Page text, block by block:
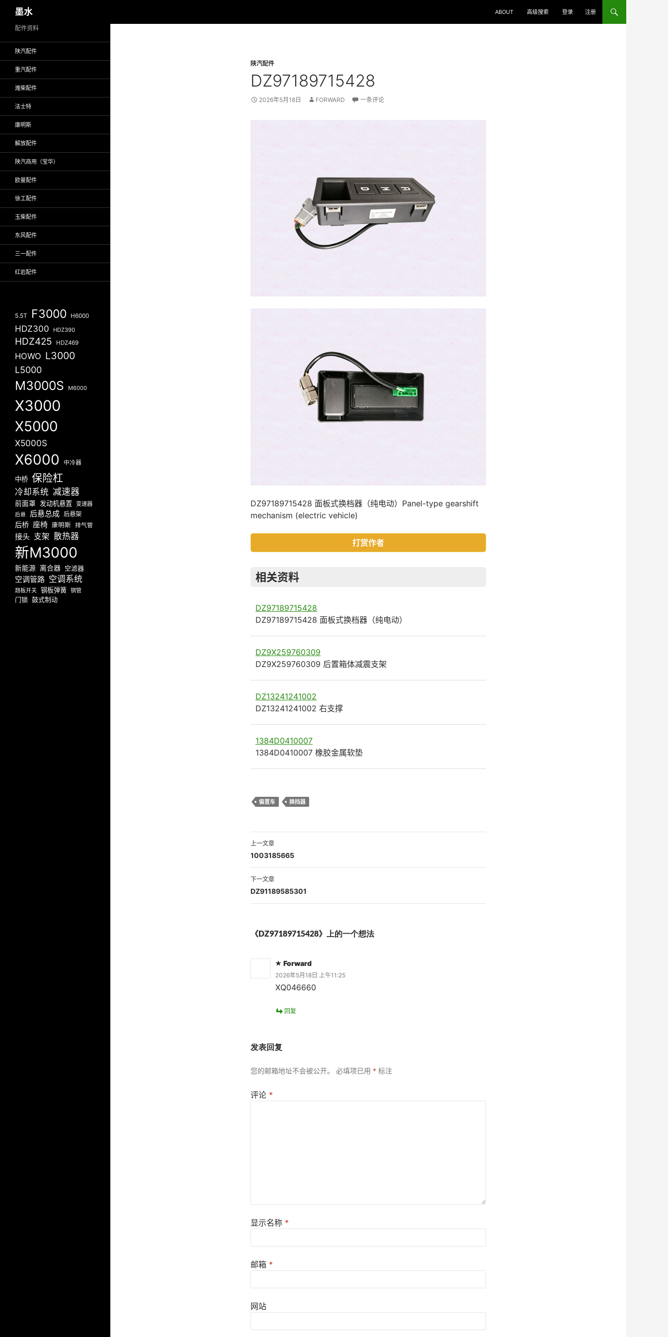
至
墨水 ABOUT 高级搜索 登录 注册
陕汽配件
DZ97189715428
2026年5月18日 FORWARD 一条评论
DZ97189715428 面板式换档器（纯电动）Panel-type gearshift
mechanism (electric vehicle)
打赏作者
相关资料
DZ97189715428
DZ97189715428 面板式换档器（纯电动）
DZ9X259760309
DZ9X259760309 后置箱体减震支架
DZ13241241002
DZ13241241002 右支撑
1384D0410007
1384D0410007 橡胶金属软垫
偏置车 换挡器
文
章
导
航
上一文章
1003185665
下一文章
DZ91189585301
《DZ97189715428》上的一个想法
Forward
2026年5月18日 上午11:25
XQ046660
回复
发表回复
您的邮箱地址不会被公开。 必填项已用 * 标注
评论 *
显示名称 *
邮箱 *
网站
配件资料
陕汽配件
重汽配件
潍柴配件
法士特
康明斯
解放配件
陕汽商用（宝华）
欧曼配件
徐工配件
玉柴配件
东风配件
三一配件
红岩配件
5.5T F3000 H6000
HDZ300 HDZ390
HDZ425 HDZ469
HOWO L3000
L5000
M3000S M6000
X3000
X5000
X5000S
X6000 中冷器
中桥 保险杠
冷却系统 减速器
前面罩 发动机悬置 变速器
后悬 后悬总成 后悬架
后桥 座椅 康明斯 排气管
接头 支架 散热器
新M3000
新能源 离合器 空滤器
空调管路 空调系统
翘板开关 钢板弹簧 钢管
门锁 鼓式制动